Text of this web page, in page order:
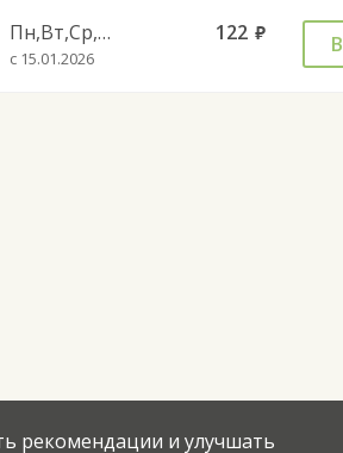
Пн,Вт,Ср,Чт,Пт
с 15.01.2026
122 руб.
рекомендации и улучшать